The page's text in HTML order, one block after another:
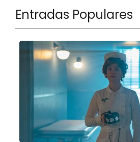
Entradas Populares